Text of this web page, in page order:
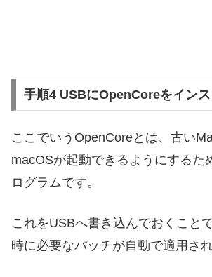
手順4 USBにOpenCoreをイン
ここでいうOpenCoreとは、古い
macOSが起動できるようにするた
ログラムです。
これをUSBへ書き込んでおくこと
時に必要なパッチが自動で適用され